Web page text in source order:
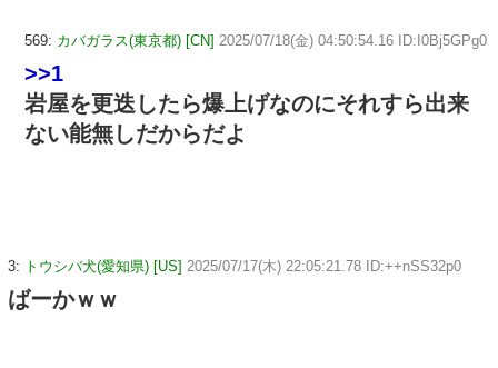
569: カバガラス(東京都) [CN] 2025/07/18(金) 04:50:54.16 ID:I0Bj5GPg0
>>1
岩屋を更迭したら爆上げなのにそれすら出来
ない能無しだからだよ
3: トウシバ犬(愛知県) [US] 2025/07/17(木) 22:05:21.78 ID:++nSS32p0
ばーかｗｗ